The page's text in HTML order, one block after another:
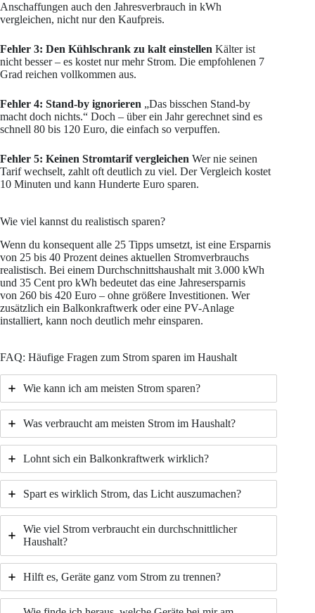
Anschaffungen auch den Jahresverbrauch in kWh
vergleichen, nicht nur den Kaufpreis.
Fehler 3: Den Kühlschrank zu kalt einstellen Kälter ist
nicht besser – es kostet nur mehr Strom. Die empfohlenen 7
Grad reichen vollkommen aus.
Fehler 4: Stand-by ignorieren „Das bisschen Stand-by
macht doch nichts.“ Doch – über ein Jahr gerechnet sind es
schnell 80 bis 120 Euro, die einfach so verpuffen.
Fehler 5: Keinen Stromtarif vergleichen Wer nie seinen
Tarif wechselt, zahlt oft deutlich zu viel. Der Vergleich kostet
10 Minuten und kann Hunderte Euro sparen.
Wie viel kannst du realistisch sparen?
Wenn du konsequent alle 25 Tipps umsetzt, ist eine Ersparnis
von 25 bis 40 Prozent deines aktuellen Stromverbrauchs
realistisch. Bei einem Durchschnittshaushalt mit 3.000 kWh
und 35 Cent pro kWh bedeutet das eine Jahresersparnis
von 260 bis 420 Euro – ohne größere Investitionen. Wer
zusätzlich ein Balkonkraftwerk oder eine PV-Anlage
installiert, kann noch deutlich mehr einsparen.
FAQ: Häufige Fragen zum Strom sparen im Haushalt
Wie kann ich am meisten Strom sparen?
Was verbraucht am meisten Strom im Haushalt?
Lohnt sich ein Balkonkraftwerk wirklich?
Spart es wirklich Strom, das Licht auszumachen?
Wie viel Strom verbraucht ein durchschnittlicher
Haushalt?
Hilft es, Geräte ganz vom Strom zu trennen?